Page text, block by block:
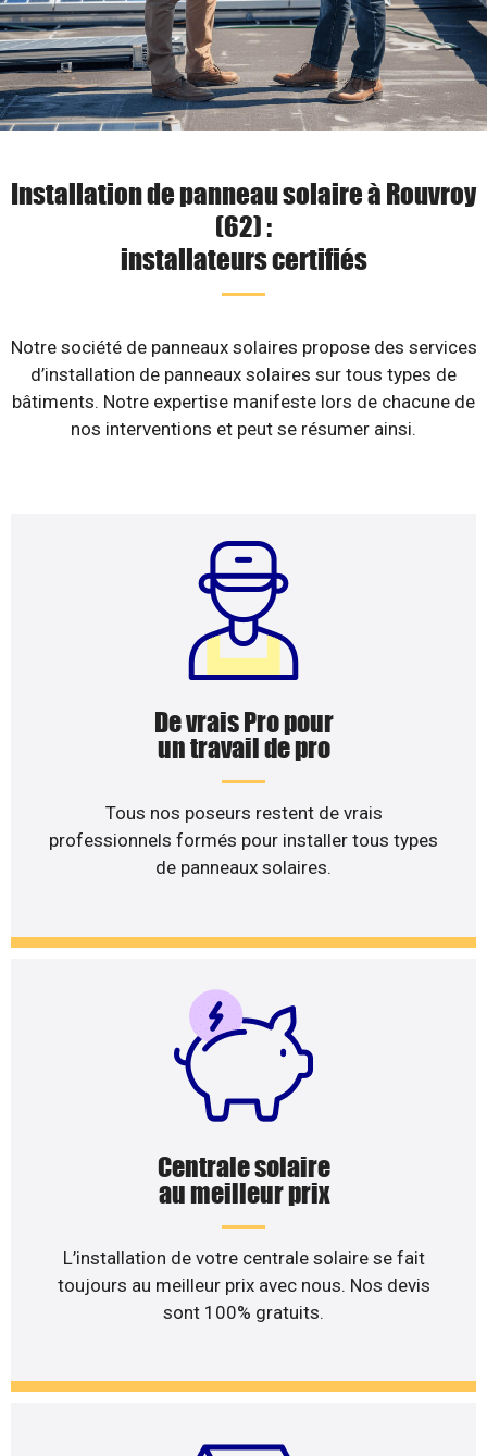
Installation de panneau solaire à Rouvroy
(62) :
installateurs certifiés
Notre société de panneaux solaires propose des services
d’installation de panneaux solaires sur tous types de
bâtiments. Notre expertise manifeste lors de chacune de
nos interventions et peut se résumer ainsi.
De vrais Pro pour
un travail de pro
Tous nos poseurs restent de vrais
professionnels formés pour installer tous types
de panneaux solaires.
Centrale solaire
au meilleur prix
L’installation de votre centrale solaire se fait
toujours au meilleur prix avec nous. Nos devis
sont 100% gratuits.